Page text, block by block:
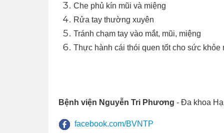
Che phủ kín mũi và miệng
Rửa tay thường xuyên
Tránh chạm tay vào mắt, mũi, miệng
Thực hành cái thói quen tốt cho sức
Bệnh viện Nguyễn Tri Phương - Đa khoa
facebook.com/BVNTP